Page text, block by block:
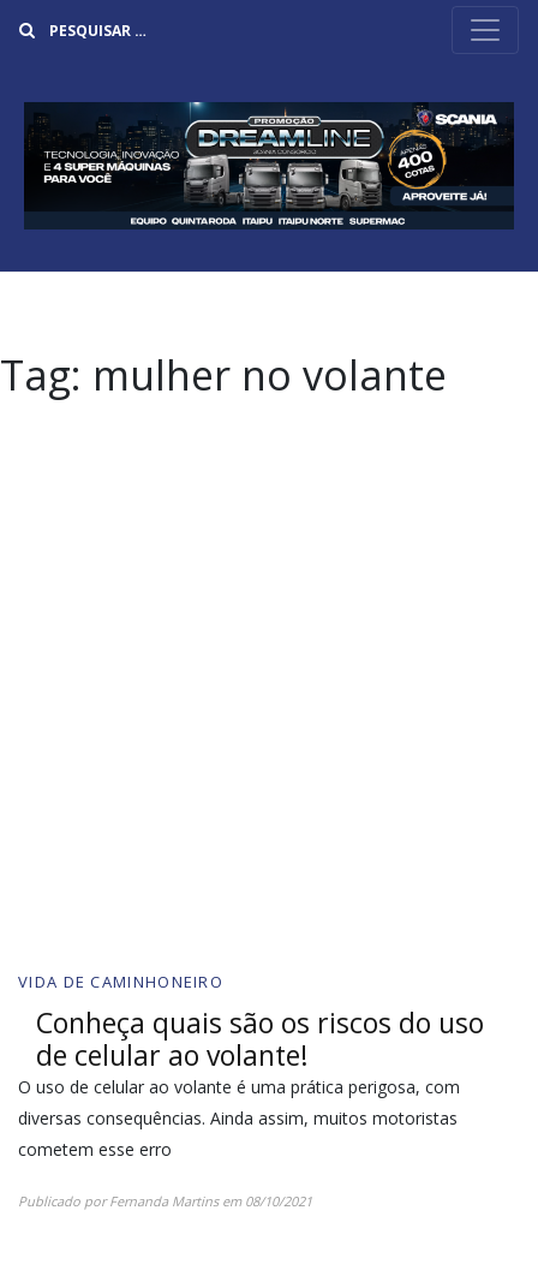
Tag: mulher no volante
VIDA DE CAMINHONEIRO
Conheça quais são os riscos do uso
de celular ao volante!
O uso de celular ao volante é uma prática perigosa, com
diversas consequências. Ainda assim, muitos motoristas
cometem esse erro
Publicado porFernanda Martinsem 08/10/2021